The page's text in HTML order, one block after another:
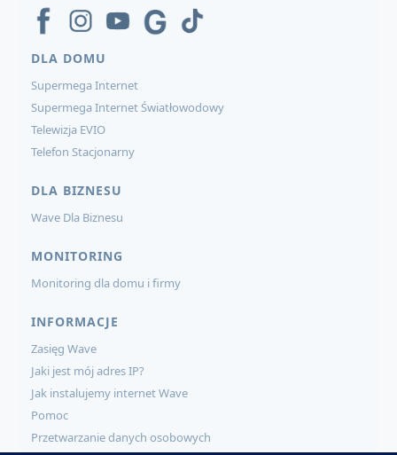
DLA DOMU
Supermega Internet
Supermega Internet Światłowodowy
Telewizja EVIO
Telefon Stacjonarny
DLA BIZNESU
Wave Dla Biznesu
MONITORING
Monitoring dla domu i firmy
INFORMACJE
Zasięg Wave
Jaki jest mój adres IP?
Jak instalujemy internet Wave
Pomoc
Przetwarzanie danych osobowych